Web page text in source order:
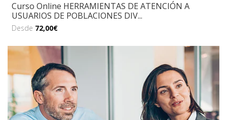
Curso Online HERRAMIENTAS DE ATENCIÓN A
USUARIOS DE POBLACIONES DIV...
Desde 72,00€